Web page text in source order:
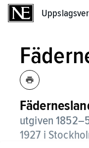
utgiven
1927 i